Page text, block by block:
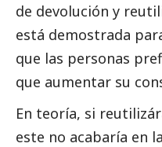
de devolución y
está demostrada
que las personas
que aumentar su
En teoría, si
este no acabaría en